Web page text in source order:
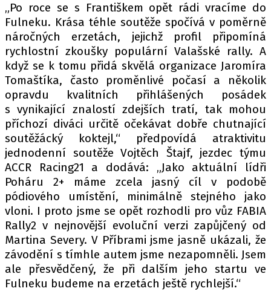
VYDAVATEL
INZERCE
OSOBNÍ ÚDAJE / COOKIES
Provozovatelem serveru
INCORP MEDIA GROUP s.r.o., IČ: 118
„Po roce se s Františkem opět rádi vracíme do
Fulneku. Krása téhle soutěže spočívá v poměrně
náročných erzetách, jejichž profil připomíná
rychlostní zkoušky populární Valašské rally. A
když se k tomu přidá skvělá organizace Jaromíra
Tomaštíka, často proměnlivé počasí a několik
opravdu kvalitních přihlášených posádek
s vynikající znalostí zdejších tratí, tak mohou
příchozí diváci určitě očekávat dobře chutnající
soutěžácký koktejl,“ předpovídá atraktivitu
jednodenní soutěže Vojtěch Štajf, jezdec týmu
ACCR Racing21 a dodává: „Jako aktuální lídři
Poháru 2+ máme zcela jasný cíl v podobě
pódiového umístění, minimálně stejného jako
vloni. I proto jsme se opět rozhodli pro vůz FABIA
Rally2 v nejnovější evoluční verzi zapůjčený od
Martina Severy. V Příbrami jsme jasně ukázali, že
závodění s tímhle autem jsme nezapomněli. Jsem
ale přesvědčený, že při dalším jeho startu ve
Fulneku budeme na erzetách ještě rychlejší.“